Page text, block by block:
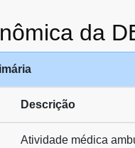
da
Descrição
Atividade médica